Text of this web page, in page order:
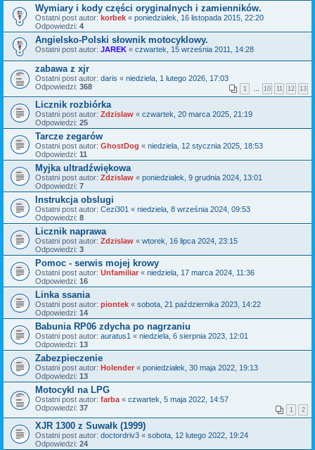
Wymiary i kody części oryginalnych i zamienników.
Ostatni post autor: korbek « poniedziałek, 16 listopada 2015, 22:20
Odpowiedzi: 4
Angielsko-Polski słownik motocyklowy.
Ostatni post autor: JAREK « czwartek, 15 września 2011, 14:28
zabawa z xjr
Ostatni post autor: daris « niedziela, 1 lutego 2026, 17:03
Odpowiedzi: 368 1 … 10 11 12 13
Licznik rozbiórka
Ostatni post autor: Zdzislaw « czwartek, 20 marca 2025, 21:19
Odpowiedzi: 25
Tarcze zegarów
Ostatni post autor: GhostDog « niedziela, 12 stycznia 2025, 18:53
Odpowiedzi: 11
Myjka ultradźwiękowa
Ostatni post autor: Zdzislaw « poniedziałek, 9 grudnia 2024, 13:01
Odpowiedzi: 7
Instrukcja obslugi
Ostatni post autor: Cezi301 « niedziela, 8 września 2024, 09:53
Odpowiedzi: 8
Licznik naprawa
Ostatni post autor: Zdzislaw « wtorek, 16 lipca 2024, 23:15
Odpowiedzi: 3
Pomoc - serwis mojej krowy
Ostatni post autor: Unfamiliar « niedziela, 17 marca 2024, 11:36
Odpowiedzi: 16
Linka ssania
Ostatni post autor: piontek « sobota, 21 października 2023, 14:22
Odpowiedzi: 14
Babunia RP06 zdycha po nagrzaniu
Ostatni post autor: auratus1 « niedziela, 6 sierpnia 2023, 12:01
Odpowiedzi: 13
Zabezpieczenie
Ostatni post autor: Holender « poniedziałek, 30 maja 2022, 19:13
Odpowiedzi: 13
Motocykl na LPG
Ostatni post autor: farba « czwartek, 5 maja 2022, 14:57
Odpowiedzi: 37 1 2
XJR 1300 z Suwałk (1999)
Ostatni post autor: doctordriv3 « sobota, 12 lutego 2022, 19:24
Odpowiedzi: 24